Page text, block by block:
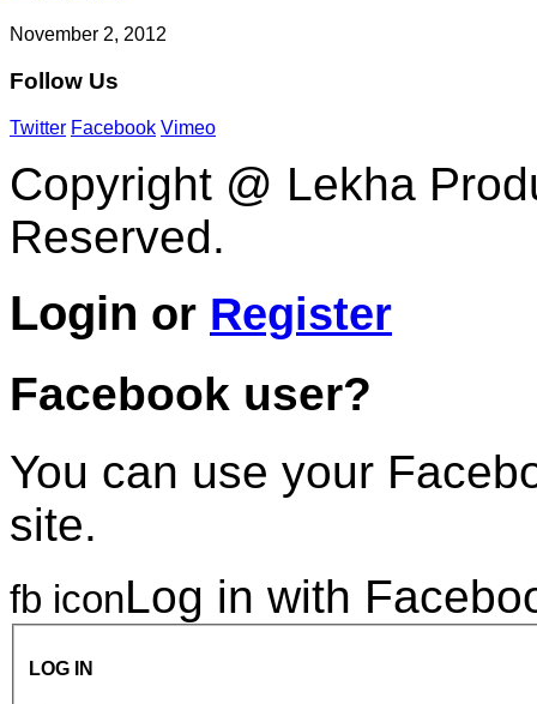
November 2, 2012
Follow Us
Twitter Facebook Vimeo
Copyright @ Lekha
Reserved.
Login or Register
Facebook user?
You can use your
site.
fb iconLog in with
LOG IN